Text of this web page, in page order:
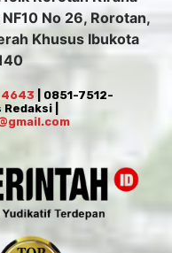
No 26, Rorotan,
Khusus Ibukota
| 0851-7512-
|